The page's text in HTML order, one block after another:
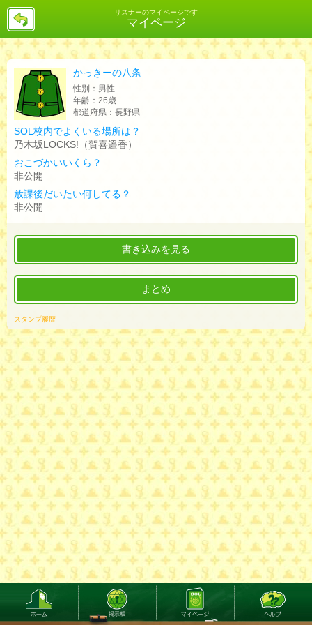
リスナーのマイページです
マイページ
戻
かっきーの八条
性別： 男性
年齢： 26歳
都道府県： 長野県
SOL校内でよくいる場所は？
乃木坂LOCKS!（賀喜遥香）
おこづかいいくら？
非公開
放課後だいたい何してる？
非公開
書き込みを見る
まとめ
スタンプ履歴